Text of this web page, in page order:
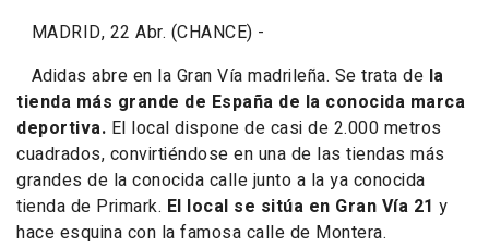
MADRID, 22 Abr. (CHANCE) -
Adidas abre en la Gran Vía madrileña. Se trata de la
tienda más grande de España de la conocida marca
deportiva. El local dispone de casi de 2.000 metros
cuadrados, convirtiéndose en una de las tiendas más
grandes de la conocida calle junto a la ya conocida
tienda de Primark. El local se sitúa en Gran Vía 21 y
hace esquina con la famosa calle de Montera.